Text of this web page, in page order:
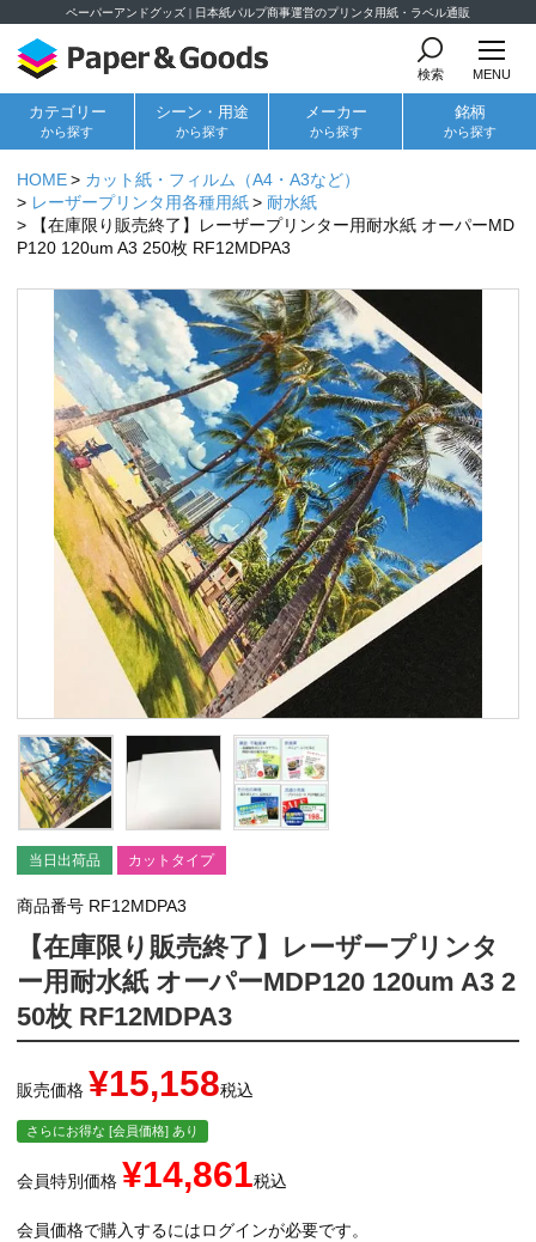
ペーパーアンドグッズ | 日本紙パルプ商事運営のプリンタ用紙・ラベル通販
検索 MENU
カテゴリー
から探す
シーン・用途
から探す
メーカー
から探す
銘柄
から探す
HOME
カット紙・フィルム（A4・A3など）
レーザープリンタ用各種用紙
耐水紙
【在庫限り販売終了】レーザープリンター用耐水紙 オーパーMD
P120 120um A3 250枚 RF12MDPA3
当日出荷品 カットタイプ
商品番号 RF12MDPA3
【在庫限り販売終了】レーザープリンタ
ー用耐水紙 オーパーMDP120 120um A3 2
50枚 RF12MDPA3
販売価格 ¥15,158税込
さらにお得な [会員価格] あり
会員特別価格 ¥14,861税込
会員価格で購入するにはログインが必要です。